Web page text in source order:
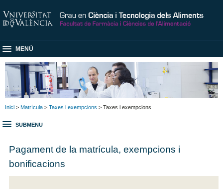
MENÚ
Inici > Matrícula > Taxes i exempcions > Taxes i exempcions
SUBMENU
Pagament de la matrícula, exempcions i
bonificacions